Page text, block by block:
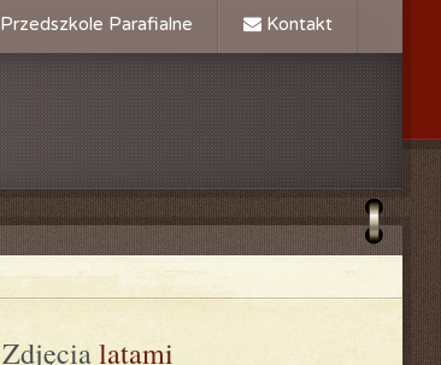
Przedszkole Parafialne Kontakt
Zdjęcia latami